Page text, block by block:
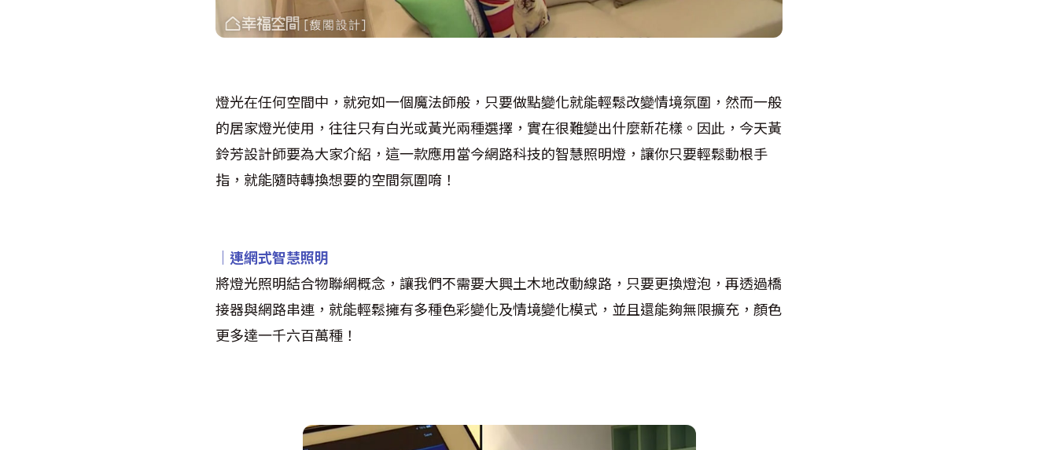
燈光在任何空間中，就宛如一個魔法師般，只要做點變化就能輕鬆改變情境氛圍，然而一般
的居家燈光使用，往往只有白光或黃光兩種選擇，實在很難變出什麼新花樣。因此，今天黃
鈴芳設計師要為大家介紹，這一款應用當今網路科技的智慧照明燈，讓你只要輕鬆動根手
指，就能隨時轉換想要的空間氛圍唷！
│連網式智慧照明
將燈光照明結合物聯網概念，讓我們不需要大興土木地改動線路，只要更換燈泡，再透過橋
接器與網路串連，就能輕鬆擁有多種色彩變化及情境變化模式，並且還能夠無限擴充，顏色
更多達一千六百萬種！